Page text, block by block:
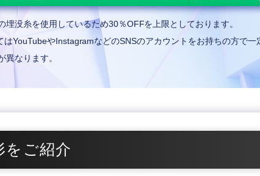
没糸を使用しているため30％OFFを上限としております。
YouTubeやInstagramなどのSNSのアカウントをお持ちの方で一
なります。
をご紹介